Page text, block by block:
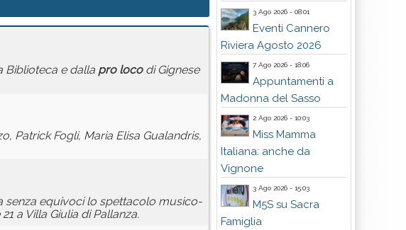
Biblioteca e dalla pro locodi Gignese
Patrick Fogli, Maria Elisa Gualandris,
senza equivoci lo spettacolo musico-
a Villa Giulia di Pallanza.
3 Ago 2026 - 08:01
Eventi Cannero
Riviera Agosto 2026
7 Ago 2026 - 18:06
Appuntamenti a
Madonna del Sasso
2 Ago 2026 - 10:03
Miss Mamma
Italiana: anche da
Vignone
3 Ago 2026 - 15:03
M5S su Sacra
Famiglia